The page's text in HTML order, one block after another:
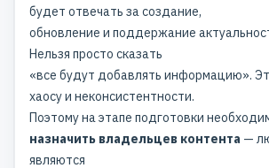
будет отвечать за создание,
обновление и поддержание
Нельзя просто сказать
«все будут добавлять информацию».
хаосу и неконсистентности.
Поэтому на этапе подготовки
назначить владельцев контента —
являются